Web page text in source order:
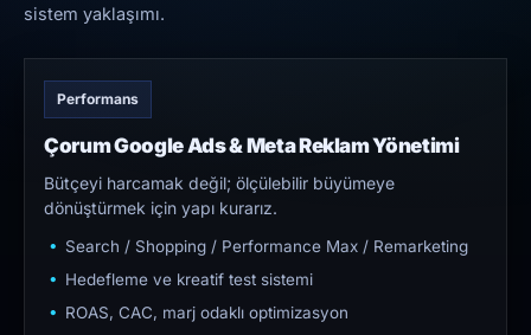
sistem yaklaşımı.
Performans
Çorum Google Ads & Meta Reklam Yönetimi
Bütçeyi harcamak değil; ölçülebilir büyümeye
dönüştürmek için yapı kurarız.
Search / Shopping / Performance Max / Remarketing
Hedefleme ve kreatif test sistemi
ROAS, CAC, marj odaklı optimizasyon